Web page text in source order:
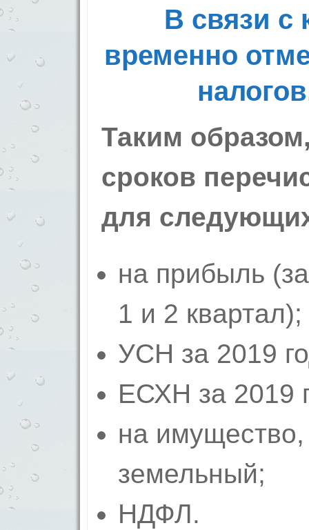
В связи с
временно
Таким
сроков
для
на прибыль
1 и 2 квартал);
УСН за 2019
ЕСХН за 2019
на
земельный;
НДФЛ.